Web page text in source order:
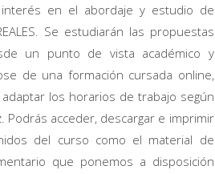
en el abordaje y estudio de
Se estudiarán las propuestas
un punto de vista académico y
de una formación cursada online,
los horarios de trabajo según
Podrás acceder, descargar e imprimir
del curso como el material de
que ponemos a disposición